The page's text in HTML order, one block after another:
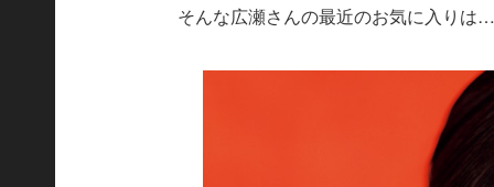
そんな広瀬さんの最近のお気に入りは